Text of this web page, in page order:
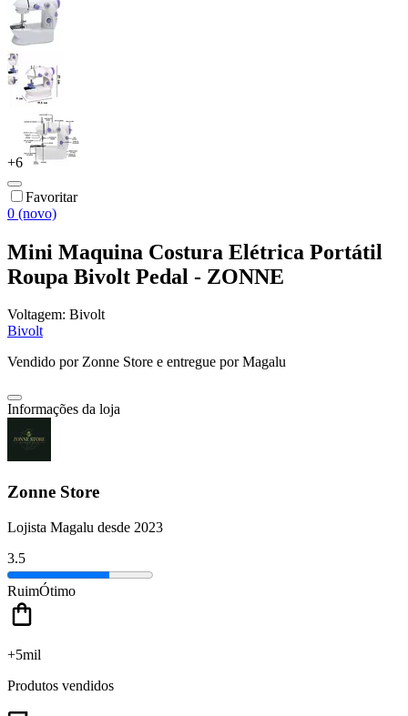
+6
Favoritar
0 (novo)
Mini Maquina Costura Elétrica Portátil
Roupa Bivolt Pedal - ZONNE
Voltagem: Bivolt
Bivolt
Vendido porZonne Store e entregue por Magalu
Informações da loja
Zonne Store
Lojista Magalu desde 2023
3.5
RuimÓtimo
+5mil
Produtos vendidos